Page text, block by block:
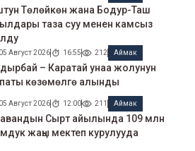
Төлөйкөн жана Бодур-Таш
таза суу менен камсыз
05 Август 2026 16:55 212 Аймак
– Каратай унаа жолунун
көзөмөлгө алынды
05 Август 2026 12:00 211 Аймак
Сырт айылында 109 млн
жаңы мектеп курулууда